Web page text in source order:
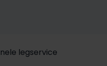
legservice